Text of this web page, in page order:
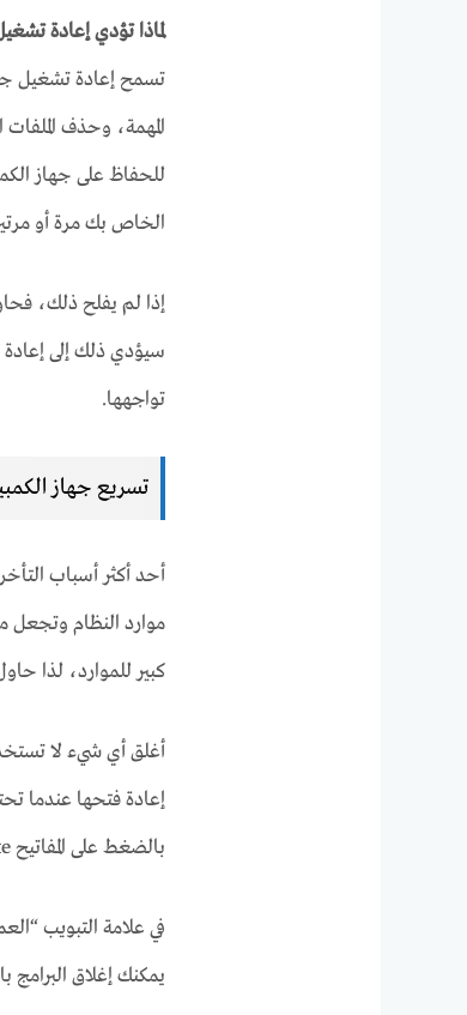
لماذا تؤدي إعادة
تسمح إعادة تشغيل
المهمة، وحذف
للحفاظ على جهاز
الخاص بك مرة أو
سيؤدي ذلك إلى
تواجهها.
تسريع جهاز
أحد أكثر أسباب
كبير للموارد، لذا
إعادة فتحها عندما
بالضغط على المفاتيح Ctrl + Alt + Delete في نفس الوقت. ثم حدد مدير المهام.
في علامة التبويب
يمكنك إغلاق البرامج